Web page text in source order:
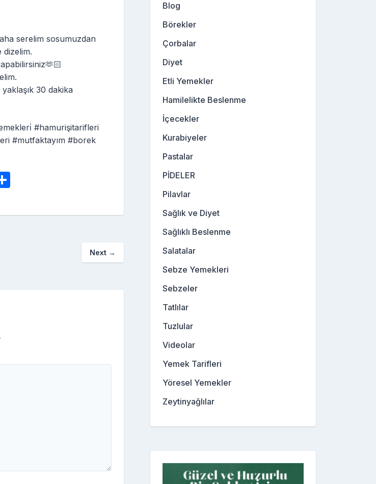
serelim sosumuzdan
dizelim.
30 dakika
#hamurişitarifleri
#mutfaktayım #borek
ar
Next →
Blog
Börekler
Çorbalar
Diyet
Etli Yemekler
Hamilelikte Beslenme
İçecekler
Kurabiyeler
Pastalar
PİDELER
Pilavlar
Sağlık ve Diyet
Sağlıklı Beslenme
Salatalar
Sebze Yemekleri
Sebzeler
Tatlılar
Tuzlular
Videolar
Yemek Tarifleri
Yöresel Yemekler
Zeytinyağlılar